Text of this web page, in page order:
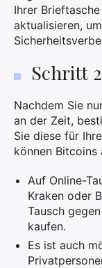
Ihrer
aktualisieren,
Schritt
Nachdem Sie
an der Zeit,
Sie diese für
können
Auf Online-
Kraken oder
Tausch
kaufen.
Es ist auch
Suchen
Sie
nach: